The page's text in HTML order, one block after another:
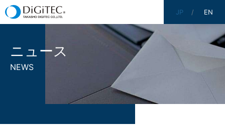
JP EN
ニュース
NEWS